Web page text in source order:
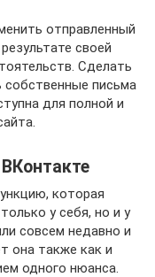
отправленный
своей
Сделать
собственные письма
для полной и
которая
у себя, но и у
совсем недавно и
она также как и
одного нюанса.